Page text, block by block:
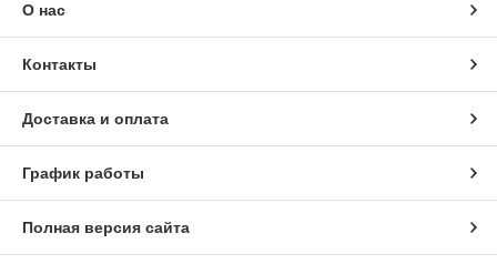
О нас
Контакты
Доставка и оплата
График работы
Полная версия сайта